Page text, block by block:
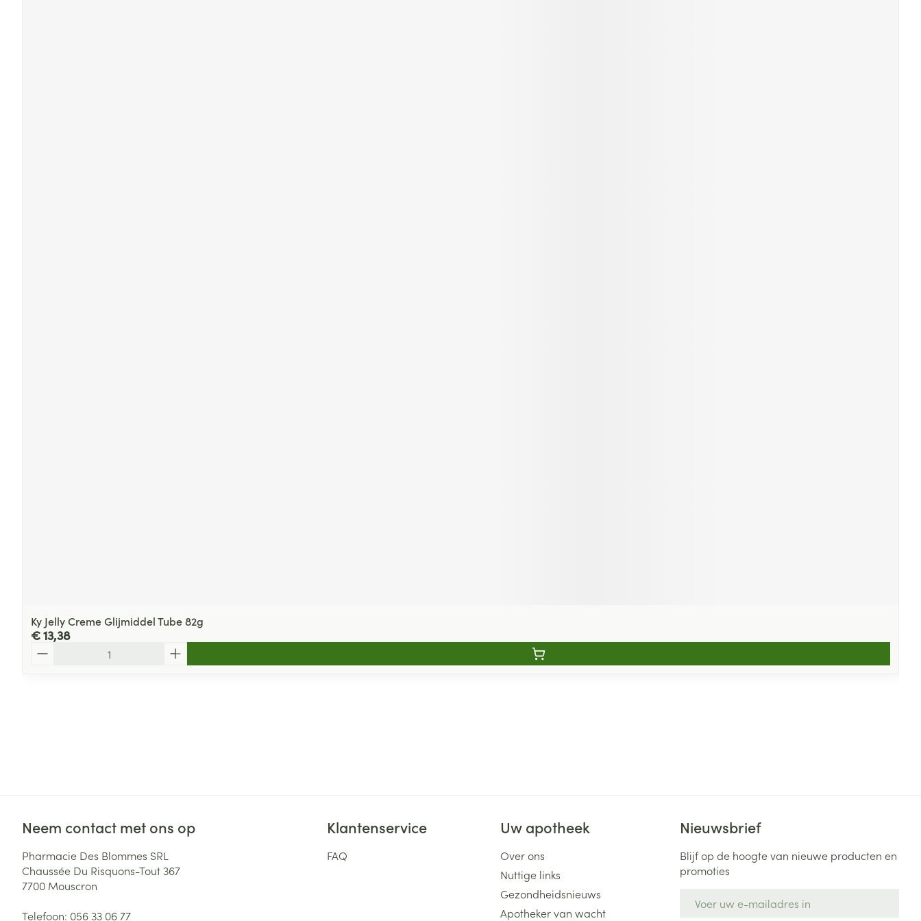
Ky Jelly Creme Glijmiddel Tube 82g
€ 13,38
Neem contact met ons op
Pharmacie Des Blommes SRL
Chaussée Du Risquons-Tout 367
7700 Mouscron
Telefoon: 056 33 06 77
Klantenservice
FAQ
Uw apotheek
Over ons
Nuttige links
Gezondheidsnieuws
Apotheker van wacht
Nieuwsbrief
Blijf op de hoogte van nieuwe producten en
promoties